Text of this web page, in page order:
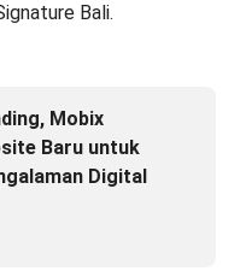
Bali.
Mobix
Baru untuk
Digital